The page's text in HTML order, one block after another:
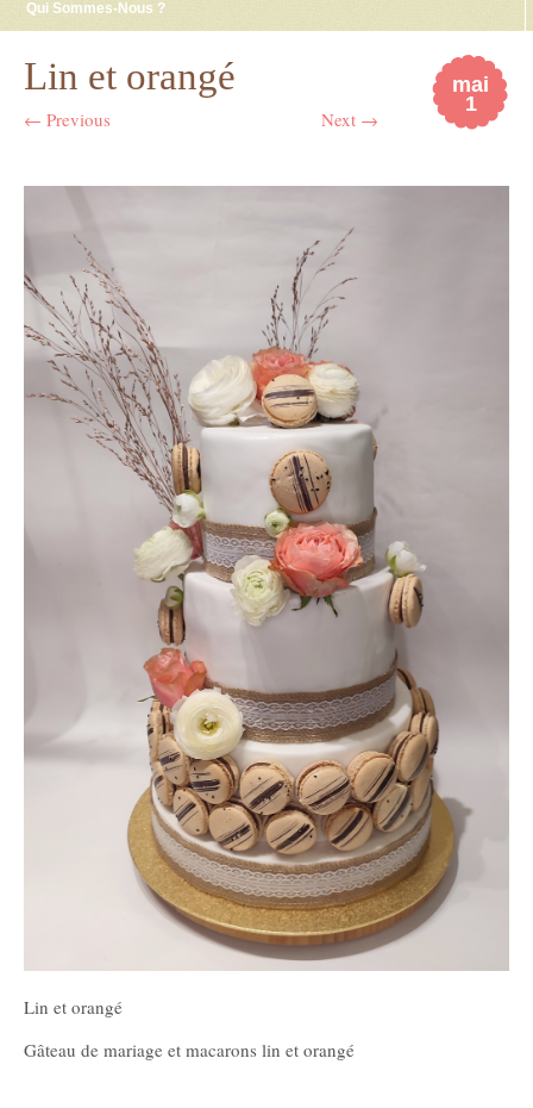
Qui Sommes-Nous ?
mai
1
Lin et orangé
← Previous Next →
Lin et orangé
Gâteau de mariage et macarons lin et orangé